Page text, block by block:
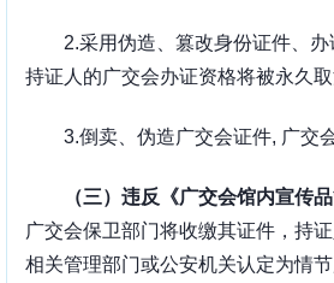
2.采用伪造、篡改身份证件、
持证人的广交会办证资格将被永久取
3.倒卖、伪造广交会证件, 广交
（三）违反《广交会馆内宣传
广交会保卫部门将收缴其证件，持
相关管理部门或公安机关认定为情